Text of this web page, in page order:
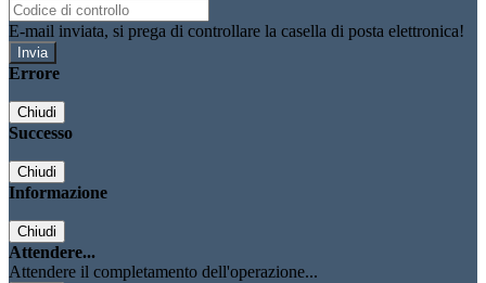
E-mail inviata, si prega di controllare la casella di posta elettronica!
Errore
Chiudi
Successo
Chiudi
Informazione
Chiudi
Attendere...
Attendere il completamento dell'operazione...